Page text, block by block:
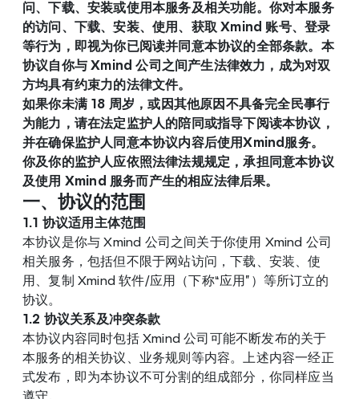
问、下载、安装或使用本服务及相关功能。你对本服务
的访问、下载、安装、使用、获取 Xmind 账号、登录
等行为，即视为你已阅读并同意本协议的全部条款。本
协议自你与 Xmind 公司之间产生法律效力，成为对双
方均具有约束力的法律文件。
如果你未满 18 周岁，或因其他原因不具备完全民事行
为能力，请在法定监护人的陪同或指导下阅读本协议，
并在确保监护人同意本协议内容后使用Xmind服务。
你及你的监护人应依照法律法规规定，承担同意本协议
及使用 Xmind 服务而产生的相应法律后果。
一、协议的范围
1.1 协议适用主体范围
本协议是你与 Xmind 公司之间关于你使用 Xmind 公司
相关服务，包括但不限于网站访问，下载、安装、使
用、复制 Xmind 软件/应用（下称“应用”）等所订立的
协议。
1.2 协议关系及冲突条款
本协议内容同时包括 Xmind 公司可能不断发布的关于
本服务的相关协议、业务规则等内容。上述内容一经正
式发布，即为本协议不可分割的组成部分，你同样应当
遵守。